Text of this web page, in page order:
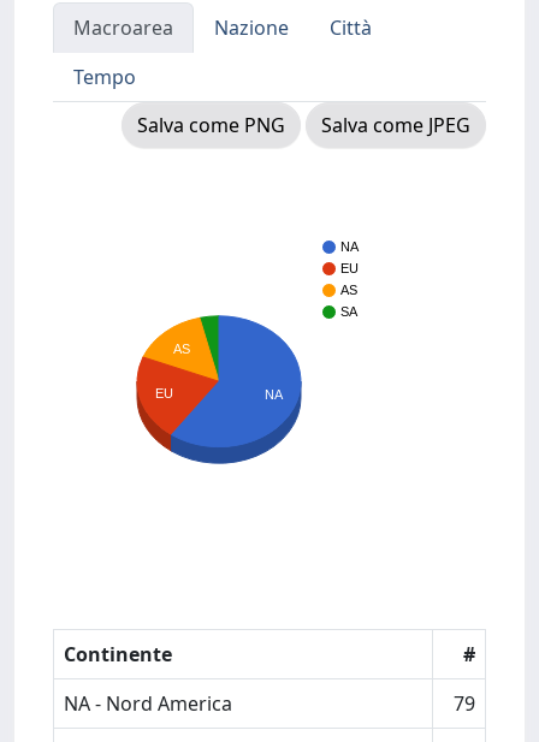
Macroarea Nazione
Città
Tempo
Salva come PNG
Salva come JPEG
NA
EU
AS
SA
AS
EU NA
Continente
#
NA - Nord America
79